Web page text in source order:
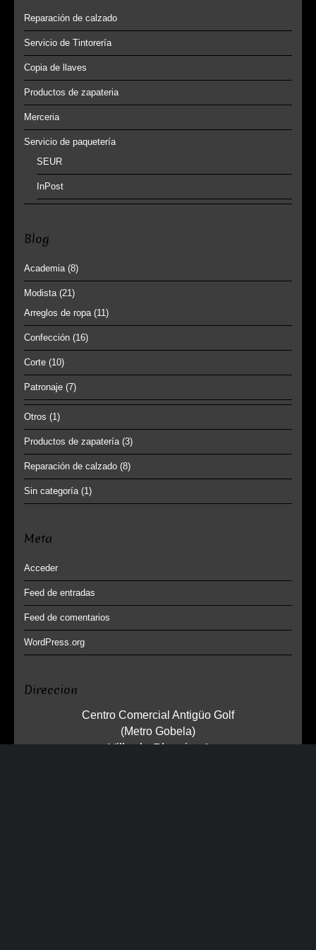
Reparación de calzado
Servicio de Tintorería
Copia de llaves
Productos de zapateria
Merceria
Servicio de paquetería
SEUR
InPost
Blog
Academia(8)
Modista(21)
Arreglos de ropa(11)
Confección (16)
Corte (10)
Patronaje (7)
Otros (1)
Productos de zapatería(3)
Reparación de calzado (8)
Sin categoría(1)
Meta
Acceder
Feed de entradas
Feed de comentarios
WordPress.org
Direccion
Centro Comercial Antigüo Golf
(Metro Gobela)
Villa de Plencia, 4